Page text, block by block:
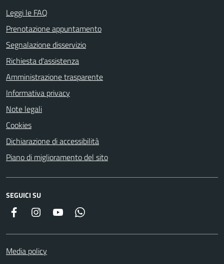
Leggi le FAQ
Prenotazione appuntamento
Segnalazione disservizio
Richiesta d'assistenza
Amministrazione trasparente
Informativa privacy
Note legali
Cookies
Dichiarazione di accessibilità
Piano di miglioramento del sito
SEGUICI SU
Facebook InstagramYouTube
Media policy